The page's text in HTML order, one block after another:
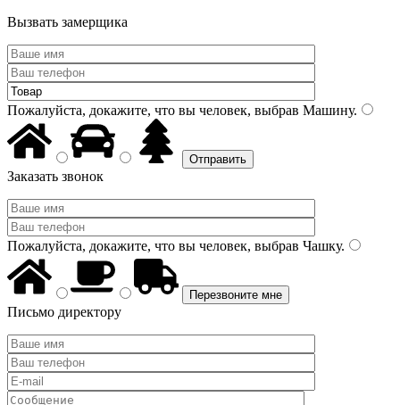
Вызвать замерщика
Пожалуйста, докажите, что вы человек, выбрав Машину.
Заказать звонок
Пожалуйста, докажите, что вы человек, выбрав Чашку.
Письмо директору